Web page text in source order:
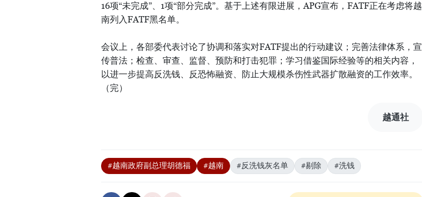
16项“未完成”、1项“部分完成”。基于上述有限进展，APG宣布，FATF正在考虑将越
南列入FATF黑名单。
会议上，各部委代表讨论了协调和落实对FATF提出的行动建议；完善法律体系，宣
传普法；检查、审查、监督、预防和打击犯罪；学习借鉴国际经验等的相关内容，
以进一步提高反洗钱、反恐怖融资、防止大规模杀伤性武器扩散融资的工作效率。
（完）
越通社
#越南政府副总理胡德福 #越南 #反洗钱灰名单 #剔除 #洗钱